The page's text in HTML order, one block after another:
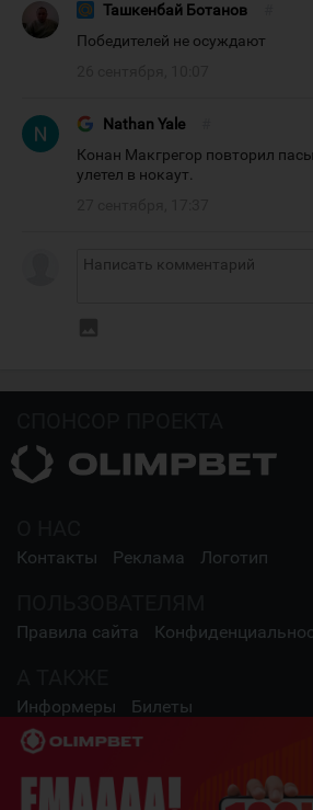
Ташкенбай Ботанов
Победителей не осуждают
Nathan Yale
Конан Макгрегор повторил
улетел в нокаут.
Контакты Реклама Логотип
Правила сайта
Информеры Билеты
СОЦИАЛЬНЫЕ СЕТИ